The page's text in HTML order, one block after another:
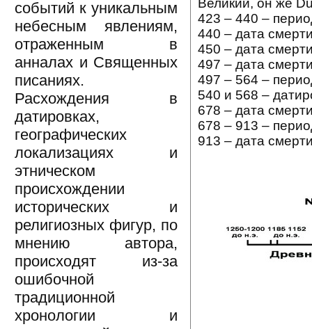
событий к уникальным
небесным явлениям,
отраженным в
анналах и Священных
писаниях.
Расхождения в
датировках,
географических
локализациях и
этническом
происхождении
исторических и
религиозных фигур, по
мнению автора,
происходят из-за
ошибочной
традиционной
хронологии и
Великий, он же
423 – 440 –
440 – дата
450 – дата
497 – дата
497 – 564 –
540 и 568 –
678 – дата
678 – 913 –
913 – дата